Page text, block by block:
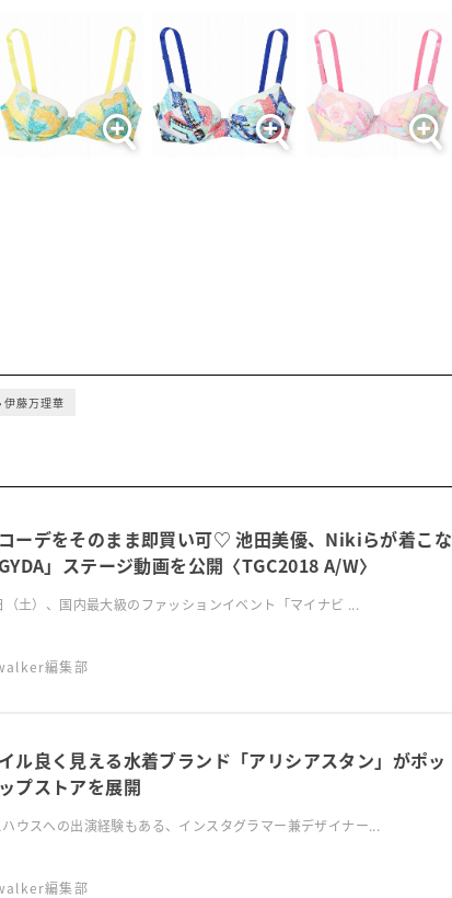
伊藤万理華
ーデをそのまま即買い可♡ 池田美優、Nikiらが着こな
」ステージ動画を公開〈TGC2018 A/W〉
（土）、国内最大級のファッションイベント「マイナビ ...
編集部
ル良く見える水着ブランド「アリシアスタン」がポッ
プストアを展開
ウスへの出演経験もある、インスタグラマー兼デザイナー...
編集部